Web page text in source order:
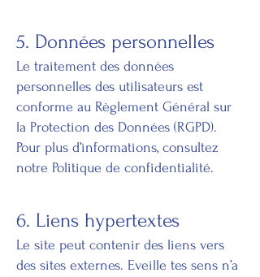
5. Données personnelles
Le traitement des données
personnelles des utilisateurs est
conforme au Règlement Général sur
la Protection des Données (RGPD).
Pour plus d’informations, consultez
notre Politique de confidentialité.
6. Liens hypertextes
Le site peut contenir des liens vers
des sites externes. Eveille tes sens n’a